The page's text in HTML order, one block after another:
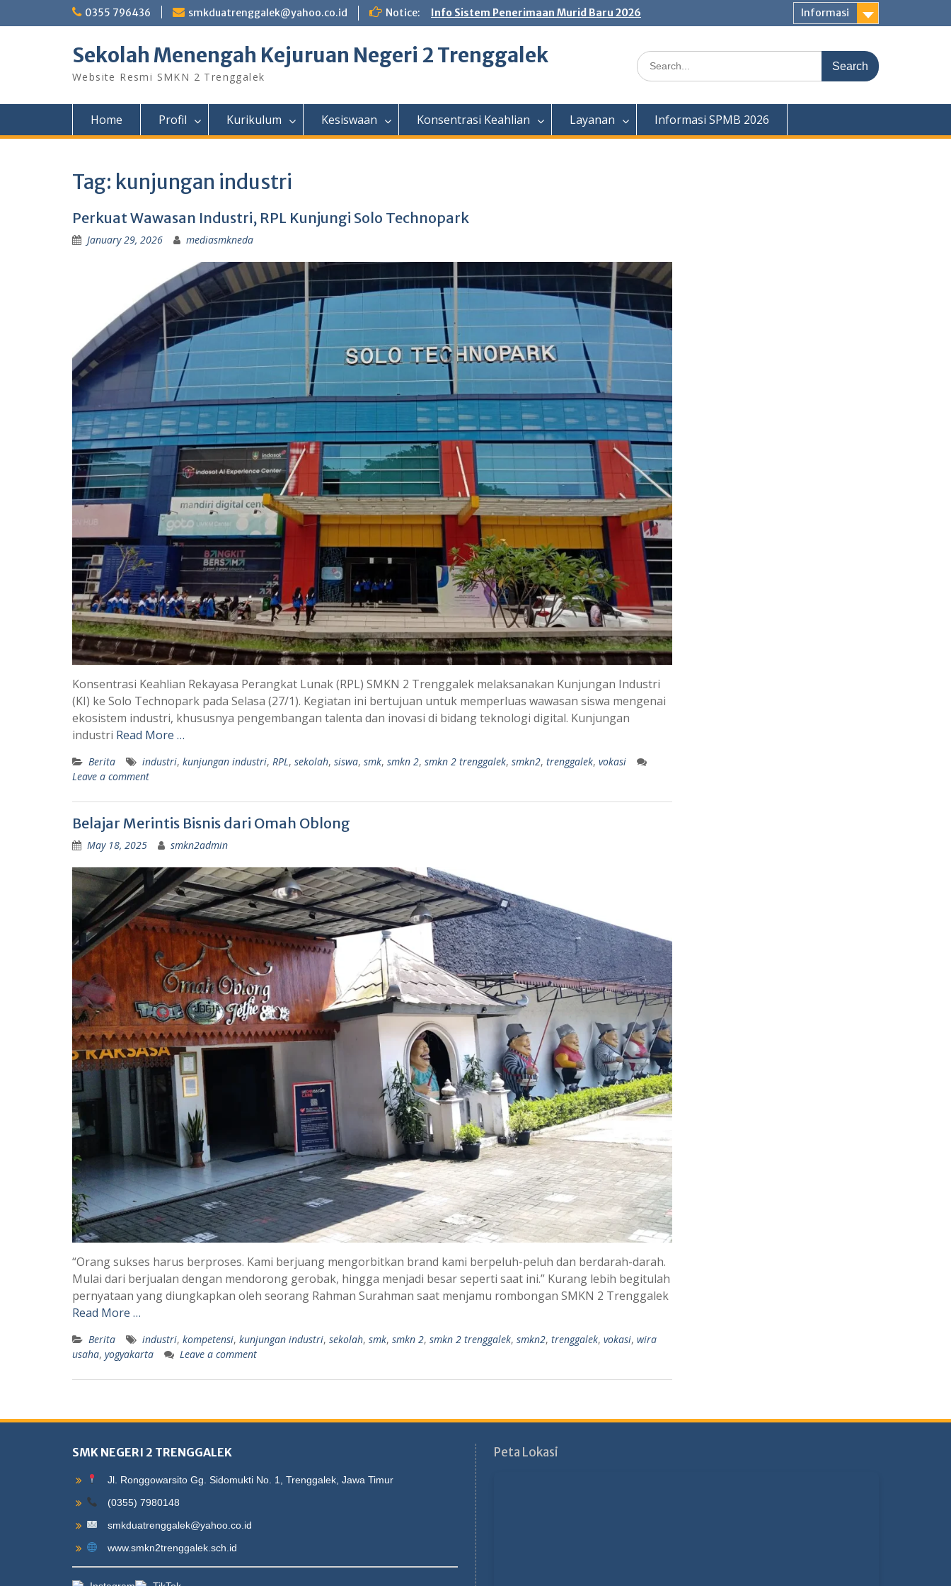
0355 796436 smkduatrenggalek@yahoo.co.id Notice: Info Sistem Penerimaan Murid Baru 2026 Informasi
Sekolah Menengah Kejuruan Negeri 2 Trenggalek
Website Resmi SMKN 2 Trenggalek
Search
for:
Home Profil Kurikulum Kesiswaan Konsentrasi Keahlian Layanan Informasi SPMB 2026
Tag: kunjungan industri
Perkuat Wawasan Industri, RPL Kunjungi Solo Technopark
January 29, 2026 mediasmkneda
Konsentrasi Keahlian Rekayasa Perangkat Lunak (RPL) SMKN 2 Trenggalek melaksanakan Kunjungan Industri
(KI) ke Solo Technopark pada Selasa (27/1). Kegiatan ini bertujuan untuk memperluas wawasan siswa mengenai
ekosistem industri, khususnya pengembangan talenta dan inovasi di bidang teknologi digital. Kunjungan
industri Read More …
Berita industri, kunjungan industri, RPL, sekolah, siswa, smk, smkn 2, smkn 2 trenggalek, smkn2, trenggalek, vokasi
Leave a comment
Belajar Merintis Bisnis dari Omah Oblong
May 18, 2025 smkn2admin
“Orang sukses harus berproses. Kami berjuang mengorbitkan brand kami berpeluh-peluh dan berdarah-darah.
Mulai dari berjualan dengan mendorong gerobak, hingga menjadi besar seperti saat ini.” Kurang lebih begitulah
pernyataan yang diungkapkan oleh seorang Rahman Surahman saat menjamu rombongan SMKN 2 Trenggalek
Read More …
Berita industri, kompetensi, kunjungan industri, sekolah, smk, smkn 2, smkn 2 trenggalek, smkn2, trenggalek, vokasi, wira
usaha, yogyakarta Leave a comment
SMK NEGERI 2 TRENGGALEK
Jl. Ronggowarsito Gg. Sidomukti No. 1, Trenggalek, Jawa Timur
(0355) 7980148
smkduatrenggalek@yahoo.co.id
www.smkn2trenggalek.sch.id
Peta Lokasi